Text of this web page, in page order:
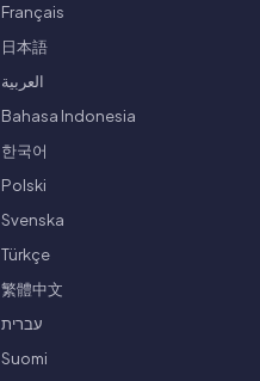
Français
日本語
العربية
Bahasa Indonesia
한국어
Polski
Svenska
Türkçe
繁體中文
עברית
Suomi